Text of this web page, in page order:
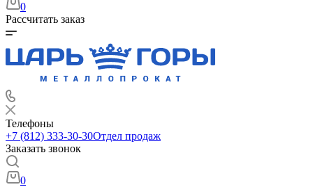
0
Рассчитать заказ
Телефоны
+7 (812) 333-30-30Отдел продаж
Заказать звонок
0